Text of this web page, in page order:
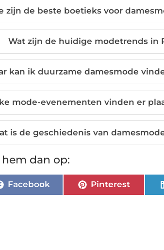
zijn de beste boetieks voor
Wat zijn de huidige modetrends in
kan ik duurzame damesmode
mode-evenementen vinden er
is de geschiedenis van
dan op:
Facebook Pinterest